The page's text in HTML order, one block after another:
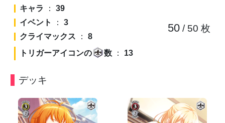
キャラ ： 39
イベント
： 3
クライマックス ： 8
トリガーアイコンの
数 ： 13
50/ 50 枚
デッキ